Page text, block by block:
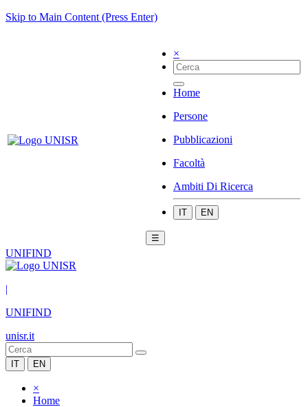
Skip to Main Content (Press Enter)
×
Home
Persone
Pubblicazioni
Facoltà
Ambiti Di Ricerca
IT EN
☰
UNIFIND
|
UNIFIND
unisr.it
IT EN
×
Home